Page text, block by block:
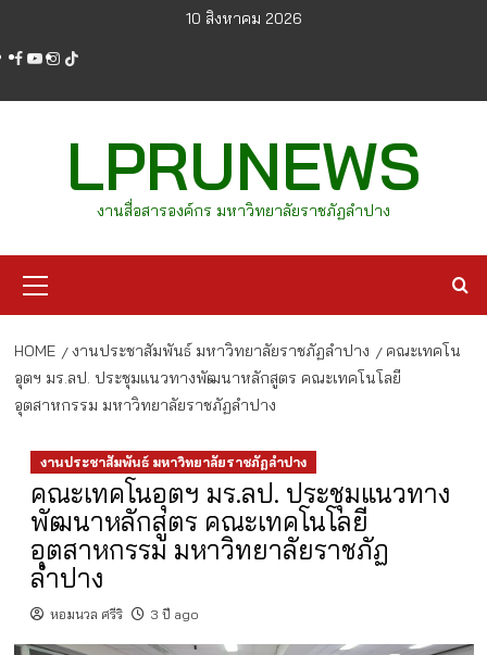
content
10 สิงหาคม 2026
facebook
youtube
instagram
tiktok
LPRUNEWS
งานสื่อสารองค์กร มหาวิทยาลัยราชภัฏลำปาง
Menu
HOME งานประชาสัมพันธ์ มหาวิทยาลัยราชภัฏลำปาง
คณะเทคโน
อุตฯ มร.ลป. ประชุมแนวทางพัฒนาหลักสูตร คณะเทคโนโลยี
อุตสาหกรรม มหาวิทยาลัยราชภัฏลำปาง
งานประชาสัมพันธ์ มหาวิทยาลัยราชภัฏลำปาง
คณะเทคโนอุตฯ มร.ลป. ประชุมแนวทาง
พัฒนาหลักสูตร คณะเทคโนโลยี
อุตสาหกรรม มหาวิทยาลัยราชภัฏ
ลำปาง
หอมนวล ศรีริ 3 ปี ago